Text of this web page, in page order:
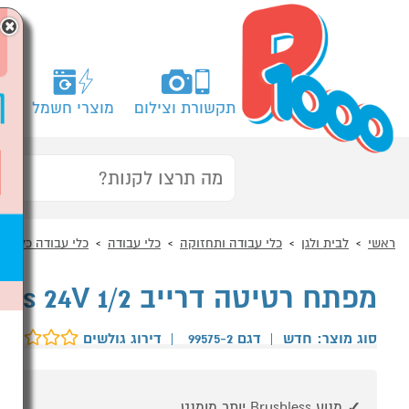
תקשורת וצילום מוצרי חשמל
ראשי לבית ולגן כלי עבודה ותחזוקה כלי עבודה כלי עבודה כללי
מפתח רטיטה דרייב 1/2 Greenworks 24V
סוג מוצר: חדש | דגם 99575-2 | דירוג גולשים
×